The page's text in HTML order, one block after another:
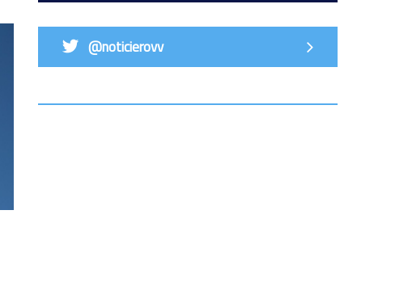
@noticierovv